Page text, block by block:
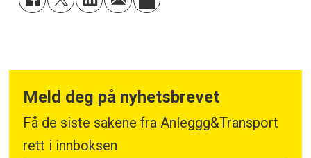
Meld deg på nyhetsbrevet
Få de siste sakene fra Anleggg&Transport
rett i innboksen